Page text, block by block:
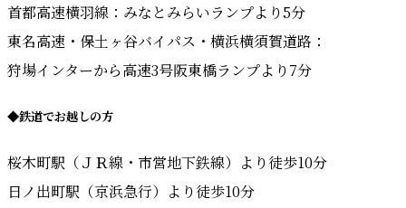
首都高速横羽線：みなとみらいランプより5分
東名高速・保土ヶ谷バイパス・横浜横須賀道路：
狩場インターから高速3号阪東橋ランプより7分
◆鉄道でお越しの方
桜木町駅（ＪＲ線・市営地下鉄線）より徒歩10分
日ノ出町駅（京浜急行）より徒歩10分